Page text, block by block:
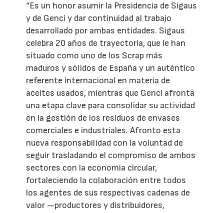
“Es un honor asumir la Presidencia de Sigaus
y de Genci y dar continuidad al trabajo
desarrollado por ambas entidades. Sigaus
celebra 20 años de trayectoria, que le han
situado como uno de los Scrap más
maduros y sólidos de España y un auténtico
referente internacional en materia de
aceites usados, mientras que Genci afronta
una etapa clave para consolidar su actividad
en la gestión de los residuos de envases
comerciales e industriales. Afronto esta
nueva responsabilidad con la voluntad de
seguir trasladando el compromiso de ambos
sectores con la economía circular,
fortaleciendo la colaboración entre todos
los agentes de sus respectivas cadenas de
valor —productores y distribuidores,